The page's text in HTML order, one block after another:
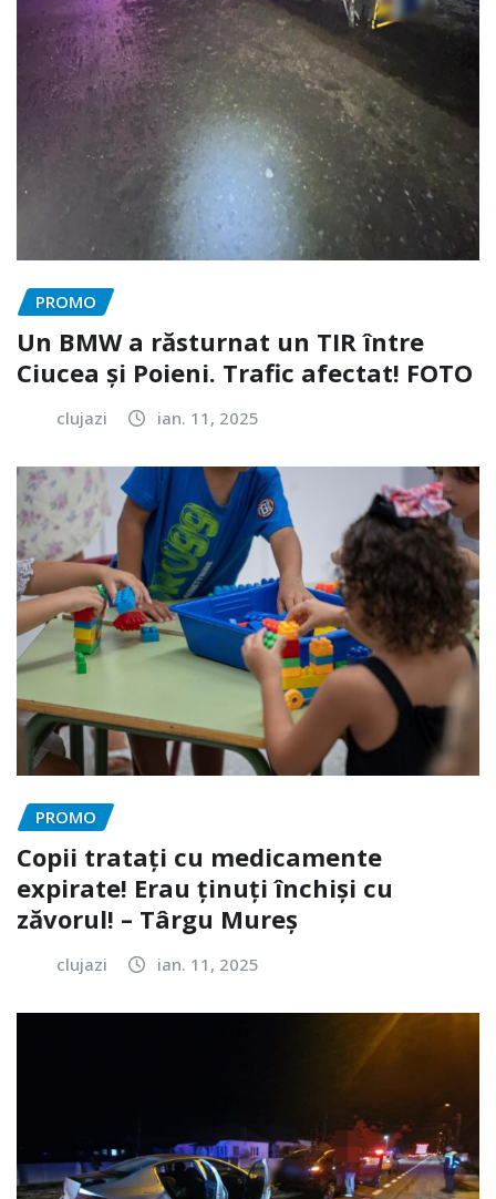
PROMO
Un BMW a răsturnat un TIR între
Ciucea și Poieni. Trafic afectat! FOTO
clujazi ian. 11, 2025
PROMO
Copii tratați cu medicamente
expirate! Erau ținuți închiși cu
zăvorul! – Târgu Mureș
clujazi ian. 11, 2025